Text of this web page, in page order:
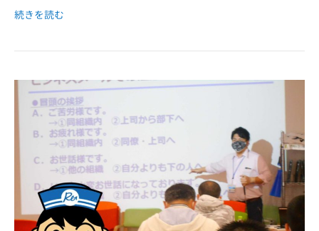
続きを読む